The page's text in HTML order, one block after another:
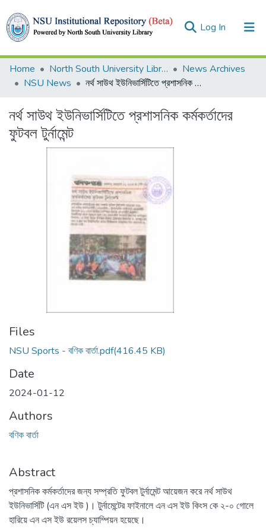
Log In (current)
Collections
Statistics
Home North South University Library
News Archives
NSU News
নর্থ সাউথ ইউনিভার্সিটিতে প্রশাসনিক কর্মকর্তাদের ফুটবল টুর্নামেন্ট
নর্থ সাউথ ইউনিভার্সিটিতে প্রশাসনিক কর্মকর্তাদের
ফুটবল টুর্নামেন্ট
Files
NSU Sports - বণিক বার্তা.pdf(416.45 KB)
Date
2024-01-12
Authors
বণিক বার্তা
Abstract
প্রশাসনিক কর্মকর্তাদের জন্য সম্প্রতি ফুটবল টুর্নামেন্ট আয়েজন করে নর্থ সাউথ
ইউনিভার্সিটি (এন এস ইউ )। টুর্নামেন্টের ফাইনালে এন এস ইউ কিংস কে ২-০ গোলে
হারিয়ে এন এস ইউ রয়েলস চ্যাম্পিয়ন হয়েছে।